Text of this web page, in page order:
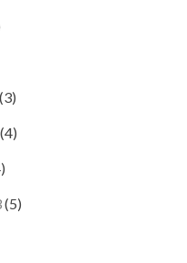
(3)
(4)
(5)